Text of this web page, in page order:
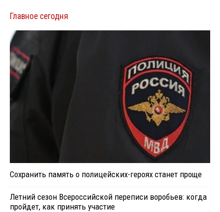
Главное сегодня
Сохранить память о полицейских-героях станет проще
Летний сезон Всероссийской переписи воробьев: когда
пройдет, как принять участие